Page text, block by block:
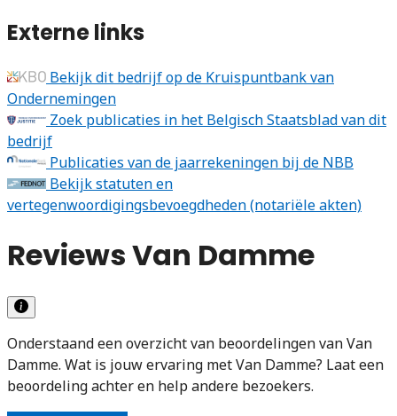
Externe links
Bekijk dit bedrijf op de Kruispuntbank van
Ondernemingen
Zoek publicaties in het Belgisch Staatsblad van dit
bedrijf
Publicaties van de jaarrekeningen bij de NBB
Bekijk statuten en
vertegenwoordigingsbevoegdheden (notariële akten)
Reviews Van Damme
Onderstaand een overzicht van beoordelingen van Van
Damme. Wat is jouw ervaring met Van Damme? Laat een
beoordeling achter en help andere bezoekers.